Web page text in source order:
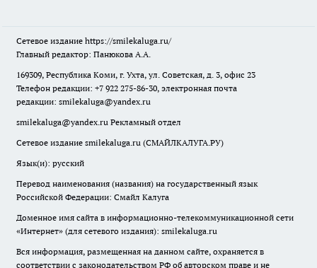
Сетевое издание https://smilekaluga.ru/
Главный редактор: Панюкова А.А.
169309, Республика Коми, г. Ухта, ул. Советская, д. 3, офис 23
Телефон редакции: +7 922 275-86-30, электронная почта
редакции: smilekaluga@yandex.ru
smilekaluga@yandex.ru Рекламный отдел
Сетевое издание smilekaluga.ru (СМАЙЛКАЛУГА.РУ)
Язык(и): русский
Перевод наименования (названия) на государственный язык
Российской Федерации: Смайл Калуга
Доменное имя сайта в информационно-телекоммуникационной сети
«Интернет» (для сетевого издания): smilekaluga.ru
Вся информация, размещенная на данном сайте, охраняется в
соответствии с законодательством РФ об авторском праве и не